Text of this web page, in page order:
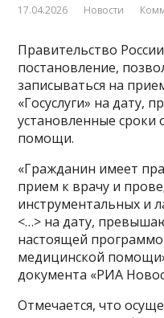
17.04.2026 Новости
Правительство
постановление,
записываться на
«Госуслуги» на
установленные
помощи.
«Гражданин имеет
прием к врачу и
инструментальных и
<…> на дату,
настоящей
медицинской
документа «РИА
Отмечается, что